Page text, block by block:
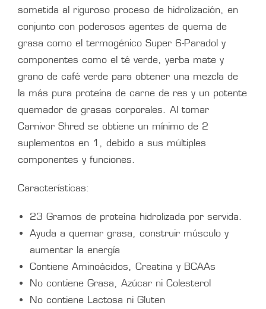
sometida al riguroso proceso de hidrolización, en
conjunto con poderosos agentes de quema de
grasa como el termogénico Super 6-Paradol y
componentes como el té verde, yerba mate y
grano de café verde para obtener una mezcla de
la más pura proteína de carne de res y un potente
quemador de grasas corporales. Al tomar
Carnivor Shred se obtiene un mínimo de 2
suplementos en 1, debido a sus múltiples
componentes y funciones.
Características:
23 Gramos de proteína hidrolizada por servida.
Ayuda a quemar grasa, construir músculo y
aumentar la energía
Contiene Aminoácidos, Creatina y BCAAs
No contiene Grasa, Azúcar ni Colesterol
No contiene Lactosa ni Gluten